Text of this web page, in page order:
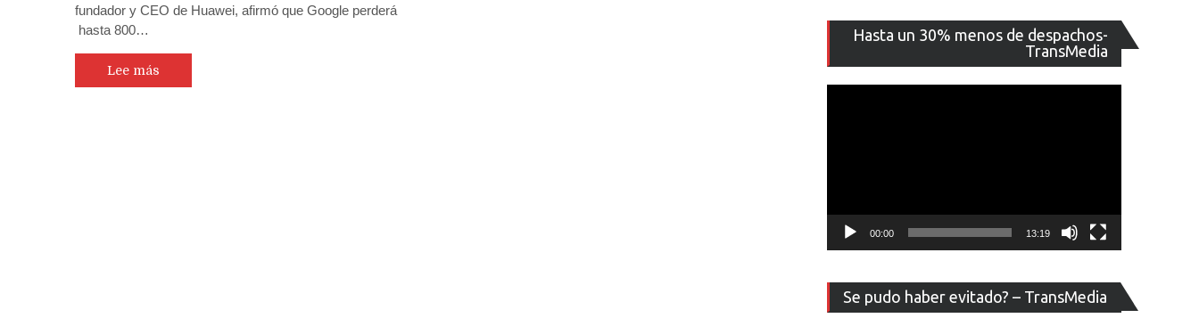
hasta
fundador y CEO de Huawei, afirmó que Google perderá
hasta 800…
Lee más
Hasta un 30% menos de despachos-
TransMedia
de
vídeo
00:00 13:19
Se pudo haber evitado? – TransMedia
de